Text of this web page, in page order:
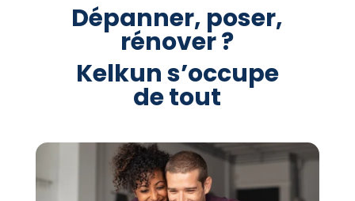
Dépanner, poser,
rénover ?
Kelkun s’occupe
de tout